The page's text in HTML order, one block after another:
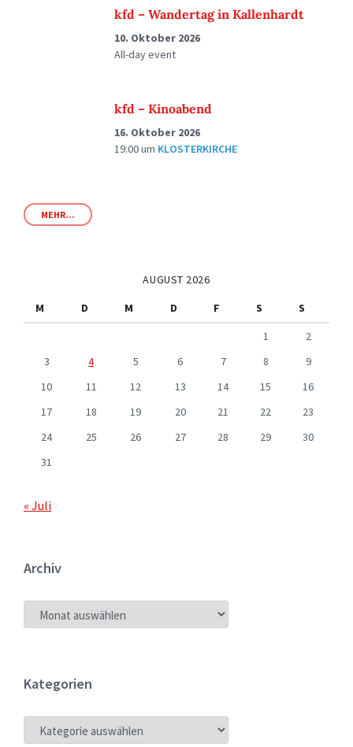
kfd – Wandertag in Kallenhardt
10. Oktober 2026
All-day event
kfd – Kinoabend
16. Oktober 2026
19:00um KLOSTERKIRCHE
MEHR...
AUGUST 2026
M
D M D F S
S
1
2
3
4 5 6 7 8
9
10
11 12 13 14 15
16
17
18 19 20 21 22
23
24
25 26 27 28 29
30
31
« Juli
Archiv
ARCHIV
Kategorien
KATEGORIEN